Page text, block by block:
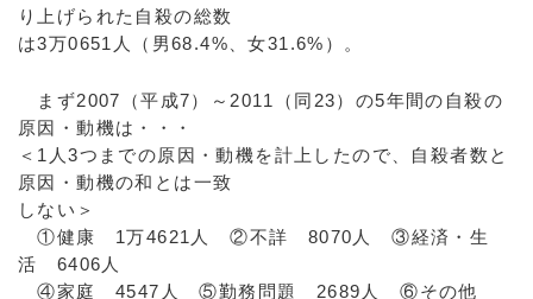
り上げられた自殺の総数
は3万0651人（男68.4%、女31.6%）。
まず2007（平成7）～2011（同23）の5年間の自殺の
原因・動機は・・・
＜1人3つまでの原因・動機を計上したので、自殺者数と
原因・動機の和とは一致
しない＞
①健康 1万4621人 ②不詳 8070人 ③経済・生
活 6406人
④家庭 4547人 ⑤勤務問題 2689人 ⑥その他